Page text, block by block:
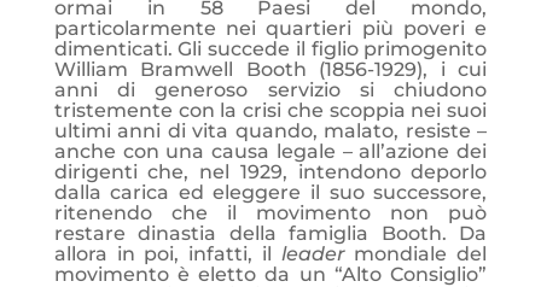
ormai in 58 Paesi del mondo,
particolarmente nei quartieri più poveri e
dimenticati. Gli succede il figlio primogenito
William Bramwell Booth (1856-1929), i cui
anni di generoso servizio si chiudono
tristemente con la crisi che scoppia nei suoi
ultimi anni di vita quando, malato, resiste –
anche con una causa legale – all’azione dei
dirigenti che, nel 1929, intendono deporlo
dalla carica ed eleggere il suo successore,
ritenendo che il movimento non può
restare dinastia della famiglia Booth. Da
allora in poi, infatti, il leadermondiale del
movimento è eletto da un “Alto Consiglio”